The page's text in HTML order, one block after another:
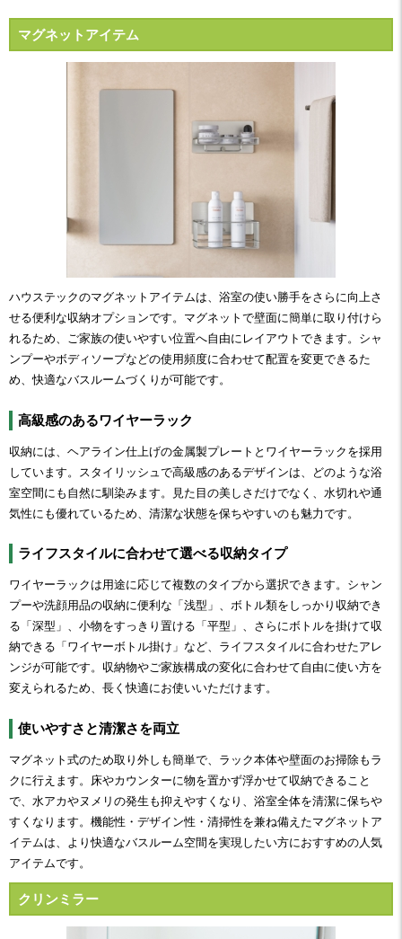
マグネットアイテム
ハウステックのマグネットアイテムは、浴室の使い勝手をさらに向上さ
せる便利な収納オプションです。マグネットで壁面に簡単に取り付けら
れるため、ご家族の使いやすい位置へ自由にレイアウトできます。シャ
ンプーやボディソープなどの使用頻度に合わせて配置を変更できるた
め、快適なバスルームづくりが可能です。
高級感のあるワイヤーラック
収納には、ヘアライン仕上げの金属製プレートとワイヤーラックを採用
しています。スタイリッシュで高級感のあるデザインは、どのような浴
室空間にも自然に馴染みます。見た目の美しさだけでなく、水切れや通
気性にも優れているため、清潔な状態を保ちやすいのも魅力です。
ライフスタイルに合わせて選べる収納タイプ
ワイヤーラックは用途に応じて複数のタイプから選択できます。シャン
プーや洗顔用品の収納に便利な「浅型」、ボトル類をしっかり収納でき
る「深型」、小物をすっきり置ける「平型」、さらにボトルを掛けて収
納できる「ワイヤーボトル掛け」など、ライフスタイルに合わせたアレ
ンジが可能です。収納物やご家族構成の変化に合わせて自由に使い方を
変えられるため、長く快適にお使いいただけます。
使いやすさと清潔さを両立
マグネット式のため取り外しも簡単で、ラック本体や壁面のお掃除もラ
クに行えます。床やカウンターに物を置かず浮かせて収納できること
で、水アカやヌメリの発生も抑えやすくなり、浴室全体を清潔に保ちや
すくなります。機能性・デザイン性・清掃性を兼ね備えたマグネットア
イテムは、より快適なバスルーム空間を実現したい方におすすめの人気
アイテムです。
クリンミラー